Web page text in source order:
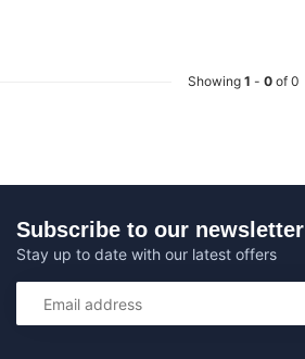
Showing 1 - 0of 0
Subscribe to our newsletter
Stay up to date with our latest offers